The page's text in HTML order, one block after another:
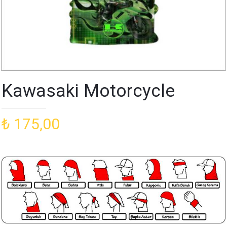
Kawasaki Motorcycle
₺ 175,00